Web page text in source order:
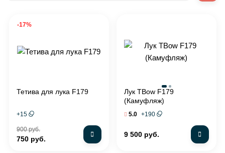
-17%
Тетива для лука F179
+15
900 руб.
750 руб.
Лук TBow F179
(Камуфляж)
5.0 +190
9 500 руб.